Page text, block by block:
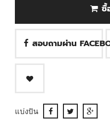
ซื้
สอบถามผ่าน
แบ่งปัน